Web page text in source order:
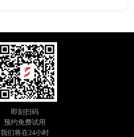
即刻扫码
预约免费试用
我们将在24小时